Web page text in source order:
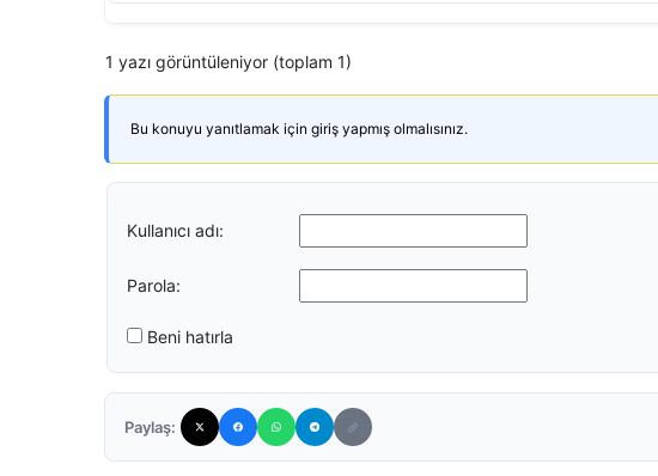
1 yazı görüntüleniyor (toplam 1)
Bu konuyu yanıtlamak için giriş yapmış olmalısınız.
Kullanıcı adı:
Parola:
Beni hatırla
Paylaş: